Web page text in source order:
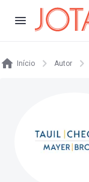
Início Autor